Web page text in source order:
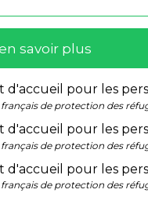
savoir plus
d'accueil pour les
de protection des
d'accueil pour les
de protection des
d'accueil pour les
de protection des